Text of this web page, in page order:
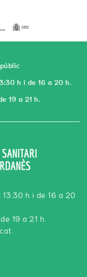
h i de 16 a 20 h.
19 a 21 h.
h i de 16 a 20
19 a 21 h.